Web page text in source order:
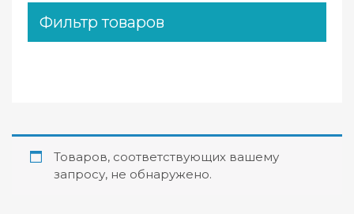
Фильтр товаров
Товаров, соответствующих вашему
запросу, не обнаружено.